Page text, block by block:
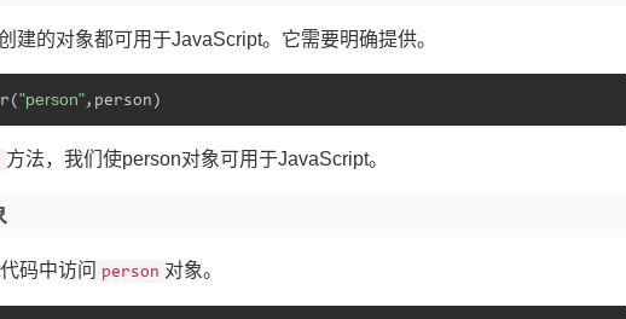
建的对象都可用于JavaScript。它需要明确提供。
"person"
方法，我们使person对象可用于JavaScript。
码中访问 person 对象。